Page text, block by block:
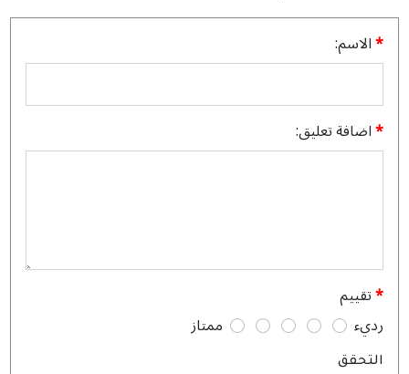
الاسم:
اضافة تعليق:
تقييم
رديء
ممتاز
التحقق
Falah
2025/09/02
The designs are unique, not like anything else I’ve seen online.